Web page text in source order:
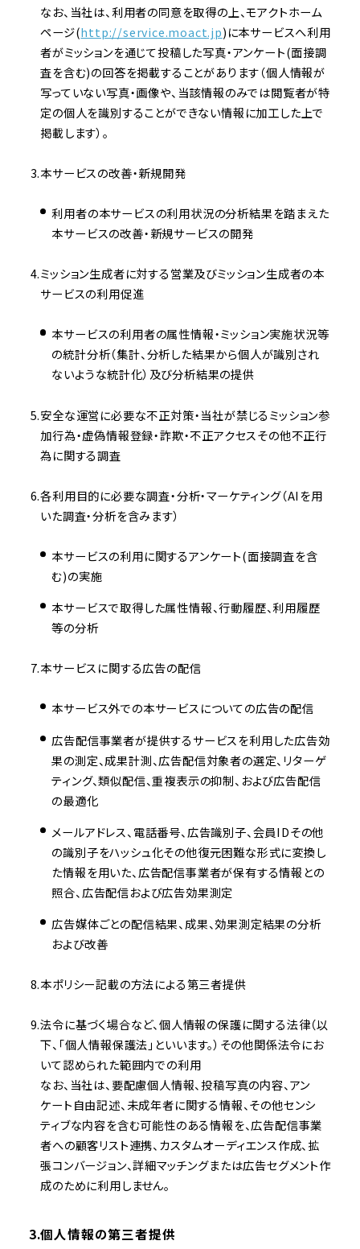
なお、当社は、利用者の同意を取得の上、モアクトホーム
ページ(http://service.moact.jp)に本サービスへ利用
者がミッションを通じて投稿した写真・アンケート(面接調
査を含む)の回答を掲載することがあります（個人情報が
写っていない写真・画像や、当該情報のみでは閲覧者が特
定の個人を識別することができない情報に加工した上で
掲載します）。
本サービスの改善・新規開発
利用者の本サービスの利用状況の分析結果を踏まえた
本サービスの改善・新規サービスの開発
ミッション生成者に対する営業及びミッション生成者の本
サービスの利用促進
本サービスの利用者の属性情報・ミッション実施状況等
の統計分析（集計、分析した結果から個人が識別され
ないような統計化）及び分析結果の提供
安全な運営に必要な不正対策・当社が禁じるミッション参
加行為・虚偽情報登録・詐欺・不正アクセスその他不正行
為に関する調査
各利用目的に必要な調査・分析・マーケティング（AIを用
いた調査・分析を含みます）
本サービスの利用に関するアンケート(面接調査を含
む)の実施
本サービスで取得した属性情報、行動履歴、利用履歴
等の分析
本サービスに関する広告の配信
本サービス外での本サービスについての広告の配信
広告配信事業者が提供するサービスを利用した広告効
果の測定、成果計測、広告配信対象者の選定、リターゲ
ティング、類似配信、重複表示の抑制、および広告配信
の最適化
メールアドレス、電話番号、広告識別子、会員IDその他
の識別子をハッシュ化その他復元困難な形式に変換し
た情報を用いた、広告配信事業者が保有する情報との
照合、広告配信および広告効果測定
広告媒体ごとの配信結果、成果、効果測定結果の分析
および改善
本ポリシー記載の方法による第三者提供
法令に基づく場合など、個人情報の保護に関する法律（以
下、「個人情報保護法」といいます。）その他関係法令にお
いて認められた範囲内での利用
なお、当社は、要配慮個人情報、投稿写真の内容、アン
ケート自由記述、未成年者に関する情報、その他センシ
ティブな内容を含む可能性のある情報を、広告配信事業
者への顧客リスト連携、カスタムオーディエンス作成、拡
張コンバージョン、詳細マッチングまたは広告セグメント作
成のために利用しません。
3.個人情報の第三者提供